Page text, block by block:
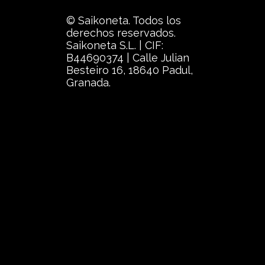
© Saikoneta. Todos los
derechos reservados.
Saikoneta S.L. | CIF:
B44690374 | Calle Julian
Besteiro 16, 18640 Padul,
Granada.